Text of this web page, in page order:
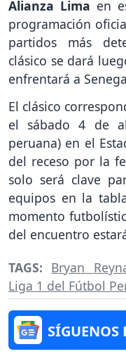
Alianza Lima en
programación
partidos más
clásico se dará
enfrentará a
El clásico
el sábado 4 de
peruana) en el
del receso por la
solo será clave
equipos en la
momento
del encuentro
TAGS: Bryan
Liga 1 del Fútbol
SÍGUENOS